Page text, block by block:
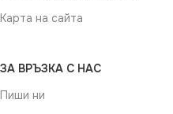
Карта на сайта
ЗА ВРЪЗКА С НАС
Пиши ни